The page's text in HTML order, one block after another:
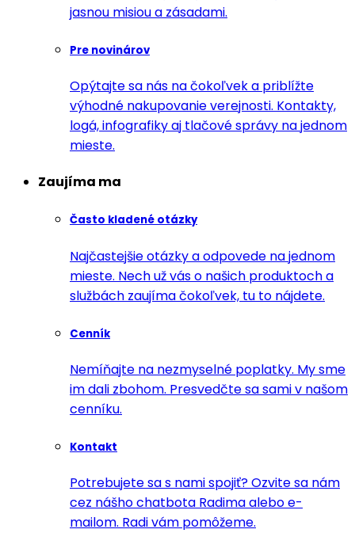
jasnou misiou a zásadami.
Pre novinárov
Opýtajte sa nás na čokoľvek a priblížte
výhodné nakupovanie verejnosti. Kontakty,
logá, infografiky aj tlačové správy na jednom
mieste.
Zaujíma ma
Často kladené otázky
Najčastejšie otázky a odpovede na jednom
mieste. Nech už vás o našich produktoch a
službách zaujíma čokoľvek, tu to nájdete.
Cenník
Nemíňajte na nezmyselné poplatky. My sme
im dali zbohom. Presvedčte sa sami v našom
cenníku.
Kontakt
Potrebujete sa s nami spojiť? Ozvite sa nám
cez nášho chatbota Radima alebo e-
mailom. Radi vám pomôžeme.